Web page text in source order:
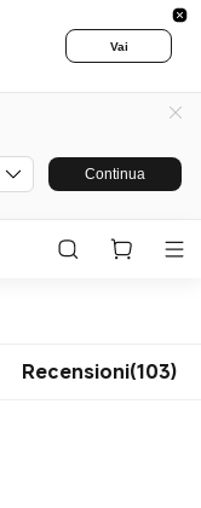
Vai
Continua
Recensioni(103)